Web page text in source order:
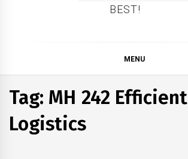
BEST!
MENU
Tag: MH 242 Efficient
Logistics